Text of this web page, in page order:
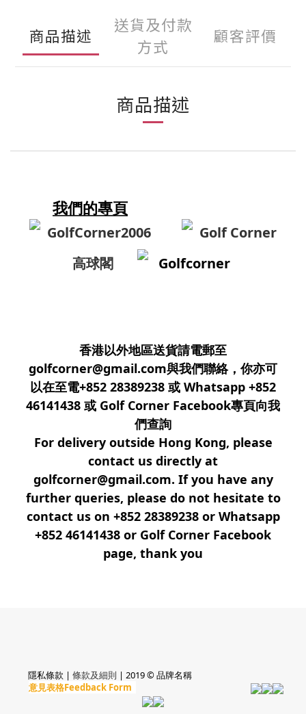
商品描述
送貨及付款
方式
顧客評價
商品描述
我們的專頁
GolfCorner2006
Golf Corner
高球閣
Golfcorner
香港以外地區送貨請電郵至
golfcorner@gmail.com與我們聯絡，你亦可
以在至電+852 28389238 或 Whatsapp +852
46141438 或 Golf Corner Facebook專頁向我
們查詢
For delivery outside Hong Kong, please
contact us directly at
golfcorner@gmail.com. If you have any
further queries, please do not hesitate to
contact us on +852 28389238 or Whatsapp
+852 46141438 or Golf Corner Facebook
page, thank you
隱私條款 | 條款及細則 | 2019 © 品牌名稱
意見表格Feedback Form